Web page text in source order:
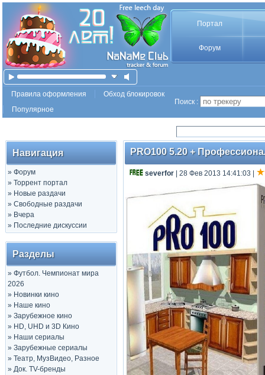
Портал
Форум
Правила оформления
Обход блокировок
Популярное
Поиск :
Навигация
» Форум
» Торрент портал
» Новые раздачи
» Свободные раздачи
» Вчера
» Последние дискуссии
Разделы
» Футбол. Чемпионат мира
2026
» Новинки кино
» Наше кино
» Зарубежное кино
» HD, UHD и 3D Кино
» Наши сериалы
» Зарубежные сериалы
» Театр, МузВидео, Разное
» Док. TV-бренды
PRO100 5.20 +
severfor | 28 Фев 2013 14:41:03